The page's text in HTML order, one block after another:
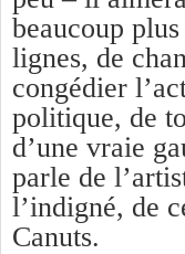
beaucoup
lignes, de
congédier
politique, de
d’une vraie
parle de
l’indigné, de
Canuts.